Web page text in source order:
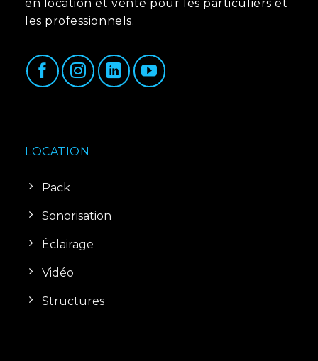
en location et vente pour les particuliers et
les professionnels.
LOCATION
Pack
Sonorisation
Éclairage
Vidéo
Structures